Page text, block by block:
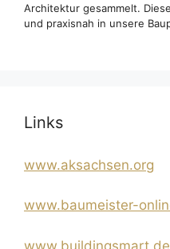
Architektur gesammelt.
und praxisnah in unsere
Links
www.aksachsen.org
www.baumeister-
www.buildingsmart.de